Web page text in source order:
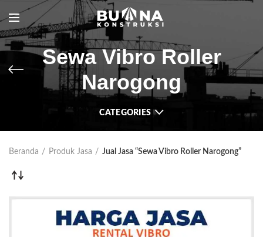
Sewa Vibro Roller
Narogong
CATEGORIES
Beranda Produk Jasa Jual Jasa “Sewa Vibro Roller Narogong”